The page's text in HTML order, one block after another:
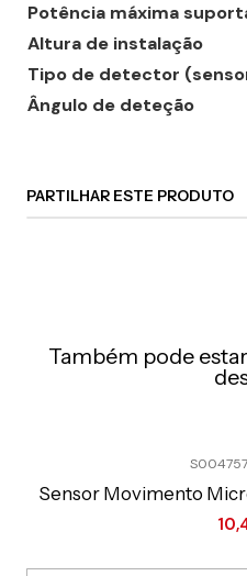
Potência máxima
Altura de instalação
Tipo de detector
Ângulo de deteção
PARTILHAR ESTE PRODUTO
Também pode
Sensor Movimento